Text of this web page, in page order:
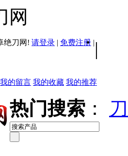
网
绝刀网! 请登录 | 免费注册 | |
我的留言 我的收藏 我的推荐
热门搜索 ：